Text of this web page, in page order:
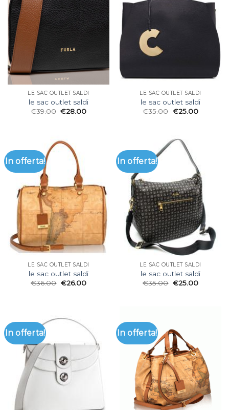
LE SAC OUTLET SALDI
le sac outlet saldi
€39.00 €28.00
LE SAC OUTLET SALDI
le sac outlet saldi
€35.00 €25.00
In offerta!
LE SAC OUTLET SALDI
le sac outlet saldi
€36.00 €26.00
In offerta!
LE SAC OUTLET SALDI
le sac outlet saldi
€35.00 €25.00
In offerta! In offerta!